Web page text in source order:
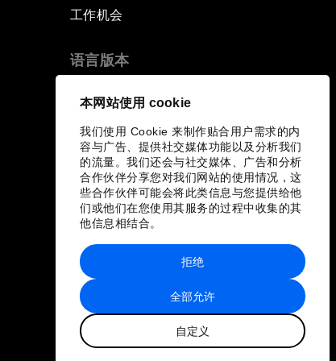
本网站使用 cookie
我们使用 Cookie 来制作贴合用户需求的内
容与广告、提供社交媒体功能以及分析我们
的流量。我们还会与社交媒体、广告和分析
合作伙伴分享您对我们网站的使用情况，这
些合作伙伴可能会将此类信息与您提供给他
们或他们在您使用其服务的过程中收集的其
他信息相结合。
全部允许
自定义
拒绝
工作机会
语言版本